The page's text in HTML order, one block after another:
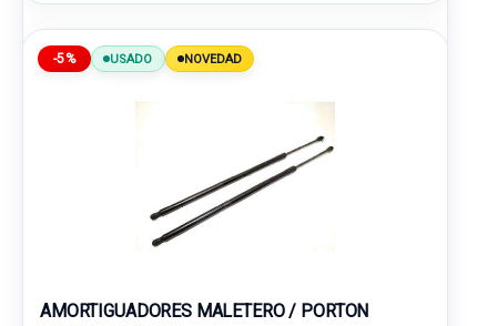
-5% USADO NOVEDAD
AMORTIGUADORES MALETERO / PORTON